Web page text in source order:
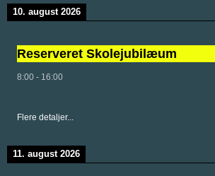
10. august 2026
Reserveret Skolejubilæum
8:00 - 16:00
Flere detaljer...
11. august 2026